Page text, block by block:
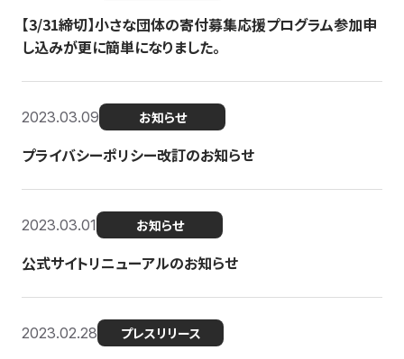
【3/31締切】小さな団体の寄付募集応援プログラム参加申
し込みが更に簡単になりました。
2023.03.09 お知らせ
プライバシーポリシー改訂のお知らせ
2023.03.01 お知らせ
公式サイトリニューアルのお知らせ
2023.02.28 プレスリリース